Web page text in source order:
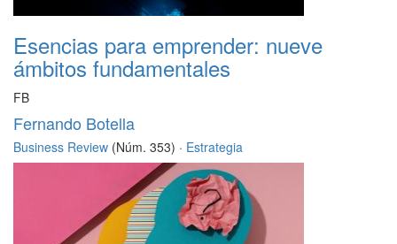
Esencias para emprender: nueve
ámbitos fundamentales
FB
Fernando Botella
Business Review (Núm. 353) · Estrategia